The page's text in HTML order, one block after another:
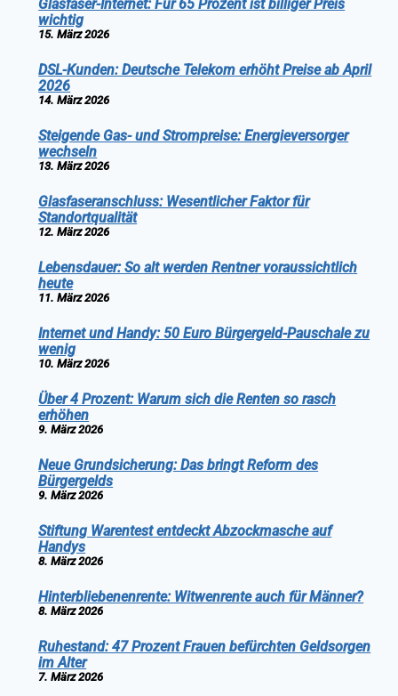
Glasfaser-Internet: Für 65 Prozent ist billiger Preis
wichtig
15. März 2026
DSL-Kunden: Deutsche Telekom erhöht Preise ab April
2026
14. März 2026
Steigende Gas- und Strompreise: Energieversorger
wechseln
13. März 2026
Glasfaseranschluss: Wesentlicher Faktor für
Standortqualität
12. März 2026
Lebensdauer: So alt werden Rentner voraussichtlich
heute
11. März 2026
Internet und Handy: 50 Euro Bürgergeld-Pauschale zu
wenig
10. März 2026
Über 4 Prozent: Warum sich die Renten so rasch
erhöhen
9. März 2026
Neue Grundsicherung: Das bringt Reform des
Bürgergelds
9. März 2026
Stiftung Warentest entdeckt Abzockmasche auf
Handys
8. März 2026
Hinterbliebenenrente: Witwenrente auch für Männer?
8. März 2026
Ruhestand: 47 Prozent Frauen befürchten Geldsorgen
im Alter
7. März 2026